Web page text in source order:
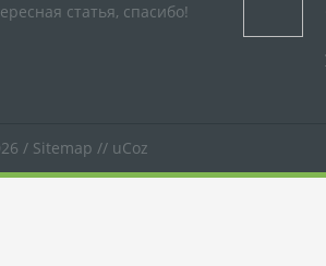
статья, спасибо!
/ Sitemap // uCoz